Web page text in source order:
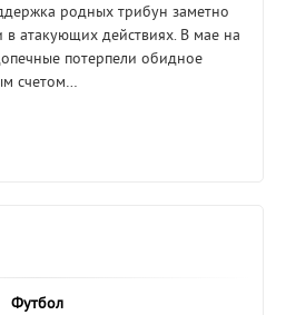
родных трибун заметно
атакующих действиях. В мае на
потерпели обидное
счетом…
Футбол